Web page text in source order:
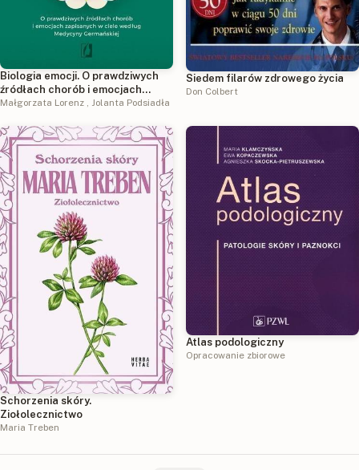
Biologia emocji. O prawdziwych
źródłach chorób i emocjach
zapisanych w ciele według
Małgorzata Lorenz Jolanta Podsiadła
Siedem filarów zdrowego życia
Don Colbert
Schorzenia skóry.
Ziołolecznictwo
Maria Treben
Atlas podologiczny
Opracowanie zbiorowe